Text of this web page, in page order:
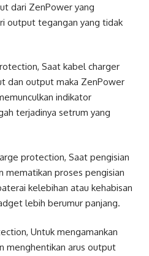
dari ZenPower yang
output tegangan yang tidak
Saat kabel charger
dan output maka ZenPower
indikator
terjadinya setrum yang
protection, Saat pengisian
mematikan proses pengisian
kelebihan atau kehabisan
lebih berumur panjang.
Untuk mengamankan
menghentikan arus output